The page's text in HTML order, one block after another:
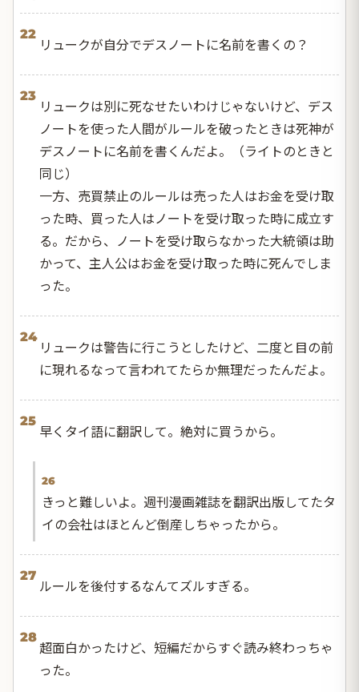
22
リュークが自分でデスノートに名前を書くの？
23
リュークは別に死なせたいわけじゃないけど、デス
ノートを使った人間がルールを破ったときは死神が
デスノートに名前を書くんだよ。（ライトのときと
同じ）
一方、売買禁止のルールは売った人はお金を受け取
った時、買った人はノートを受け取った時に成立す
る。だから、ノートを受け取らなかった大統領は助
かって、主人公はお金を受け取った時に死んでしま
った。
24
リュークは警告に行こうとしたけど、二度と目の前
に現れるなって言われてたらか無理だったんだよ。
25
早くタイ語に翻訳して。絶対に買うから。
26
きっと難しいよ。週刊漫画雑誌を翻訳出版してたタ
イの会社はほとんど倒産しちゃったから。
27
ルールを後付するなんてズルすぎる。
28
超面白かったけど、短編だからすぐ読み終わっちゃ
った。